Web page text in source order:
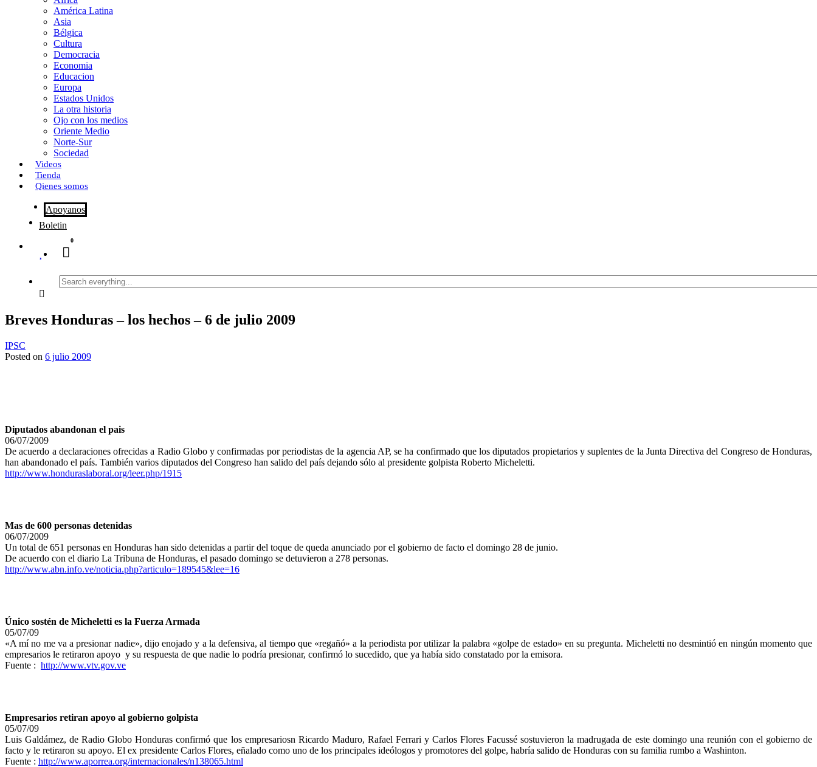
i
r
América Latina
Asia
Bélgica
Cultura
Democracia
Economia
Educacion
Europa
Estados Unidos
La otra historia
Ojo con los medios
Oriente Medio
Norte-Sur
Sociedad
Videos
Tienda
Qienes somos
Apoyanos
Boletin
0
Search
everything...
Breves Honduras – los hechos – 6 de julio 2009
IPSC
Posted on 6 julio 2009
Diputados abandonan el pais
06/07/2009
De acuerdo a declaraciones ofrecidas a Radio Globo y confirmadas por periodistas de la agencia AP, se ha confirmado que los diputados propietarios y suplentes de la Junta Directiva del Congreso de Honduras,
han abandonado el país. También varios diputados del Congreso han salido del país dejando sólo al presidente golpista Roberto Micheletti.
http://www.honduraslaboral.org/leer.php/1915
Mas de 600 personas detenidas
06/07/2009
Un total de 651 personas en Honduras han sido detenidas a partir del toque de queda anunciado por el gobierno de facto el domingo 28 de junio.
De acuerdo con el diario La Tribuna de Honduras, el pasado domingo se detuvieron a 278 personas.
http://www.abn.info.ve/noticia.php?articulo=189545&lee=16
Único sostén de Micheletti es la Fuerza Armada
05/07/09
«A mí no me va a presionar nadie», dijo enojado y a la defensiva, al tiempo que «regañó» a la periodista por utilizar la palabra «golpe de estado» en su pregunta. Micheletti no desmintió en ningún momento que
empresarios le retiraron apoyo y su respuesta de que nadie lo podría presionar, confirmó lo sucedido, que ya había sido constatado por la emisora.
Fuente : http://www.vtv.gov.ve
Empresarios retiran apoyo al gobierno golpista
05/07/09
Luis Galdámez, de Radio Globo Honduras confirmó que los empresariosn Ricardo Maduro, Rafael Ferrari y Carlos Flores Facussé sostuvieron la madrugada de este domingo una reunión con el gobierno de
facto y le retiraron su apoyo. El ex presidente Carlos Flores, eñalado como uno de los principales ideólogos y promotores del golpe, habría salido de Honduras con su familia rumbo a Washinton.
Fuente : http://www.aporrea.org/internacionales/n138065.html